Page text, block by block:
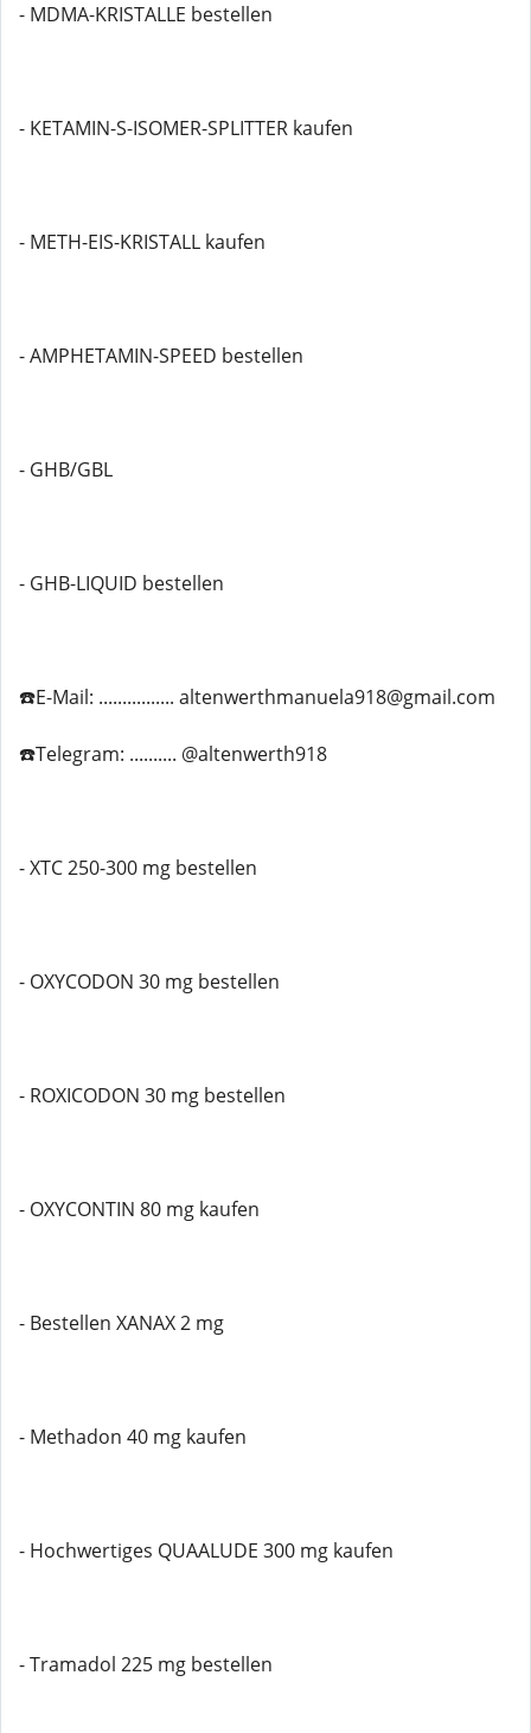
- MDMA-KRISTALLE bestellen
- KETAMIN-S-ISOMER-SPLITTER kaufen
- METH-EIS-KRISTALL kaufen
- AMPHETAMIN-SPEED bestellen
- GHB/GBL
- GHB-LIQUID bestellen
☎️E-Mail: ................ altenwerthmanuela918@gmail.com
☎️Telegram: .......... @altenwerth918
- XTC 250-300 mg bestellen
- OXYCODON 30 mg bestellen
- ROXICODON 30 mg bestellen
- OXYCONTIN 80 mg kaufen
- Bestellen XANAX 2 mg
- Methadon 40 mg kaufen
- Hochwertiges QUAALUDE 300 mg kaufen
- Tramadol 225 mg bestellen